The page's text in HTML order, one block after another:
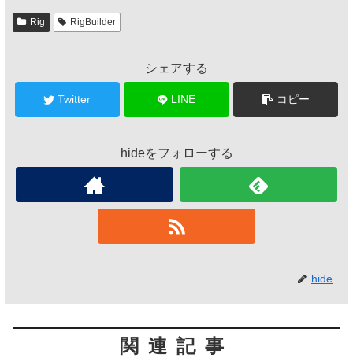
Rig RigBuilder
シェアする
Twitter LINE コピー
hideをフォローする
hide
関連記事